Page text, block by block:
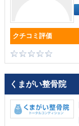
くまがい整骨院